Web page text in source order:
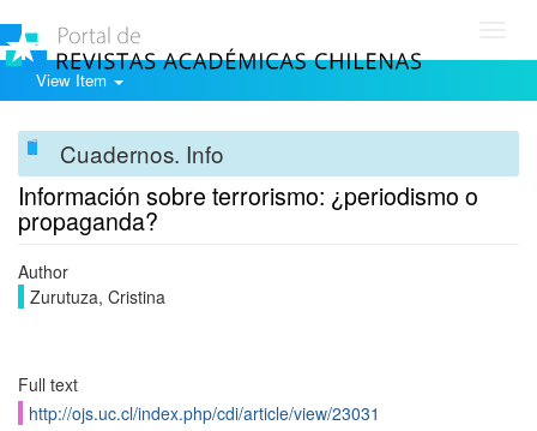
View Item
Cuadernos. Info
Información sobre terrorismo: ¿periodismo o
propaganda?
Author
Zurutuza, Cristina
Full text
http://ojs.uc.cl/index.php/cdi/article/view/23031